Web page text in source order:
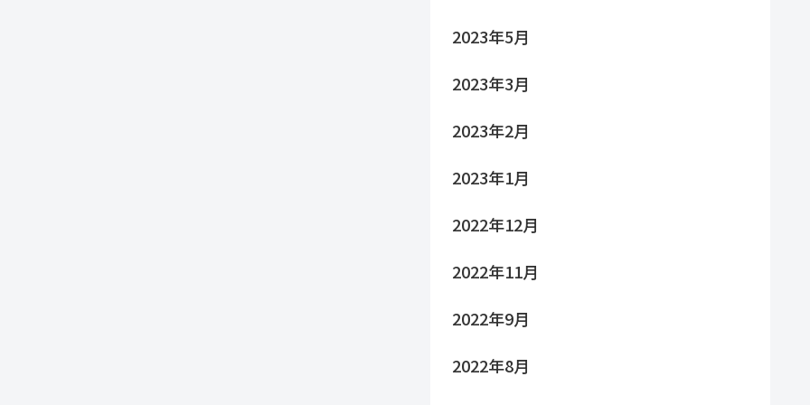
2023年5月
2023年3月
2023年2月
2023年1月
2022年12月
2022年11月
2022年9月
2022年8月